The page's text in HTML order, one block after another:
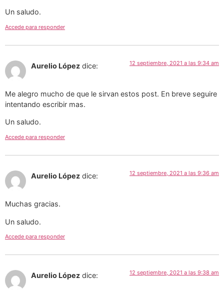
Un saludo.
Accede para responder
Aurelio López dice: 12 septiembre, 2021 a las 9:34 am
Me alegro mucho de que le sirvan estos post. En breve seguire
intentando escribir mas.
Un saludo.
Accede para responder
Aurelio López dice: 12 septiembre, 2021 a las 9:36 am
Muchas gracias.
Un saludo.
Accede para responder
Aurelio López dice: 12 septiembre, 2021 a las 9:38 am